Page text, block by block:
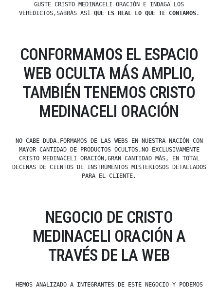
GUSTE CRISTO MEDINACELI ORACIÓN E INDAGA LOS
VEREDICTOS,SABRÁS ASÍ QUE ES REAL LO QUE TE CONTAMOS.
CONFORMAMOS EL ESPACIO
WEB OCULTA MÁS AMPLIO,
TAMBIÉN TENEMOS CRISTO
MEDINACELI ORACIÓN
NO CABE DUDA,FORMAMOS DE LAS WEBS EN NUESTRA NACIÓN CON
MAYOR CANTIDAD DE PRODUCTOS OCULTOS,NO EXCLUSIVAMENTE
CRISTO MEDINACELI ORACIÓN,GRAN CANTIDAD MÁS, EN TOTAL
DECENAS DE CIENTOS DE INSTRUMENTOS MISTERIOSOS DETALLADOS
PARA EL CLIENTE.
NEGOCIO DE CRISTO
MEDINACELI ORACIÓN A
TRAVÉS DE LA WEB
HEMOS ANALIZADO A INTEGRANTES DE ESTE NEGOCIO Y PODEMOS